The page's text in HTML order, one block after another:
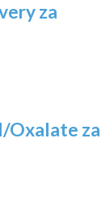
za
Oxalate za